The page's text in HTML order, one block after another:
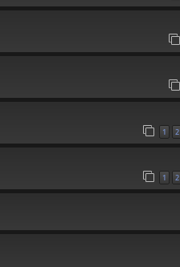
1 2
1 2